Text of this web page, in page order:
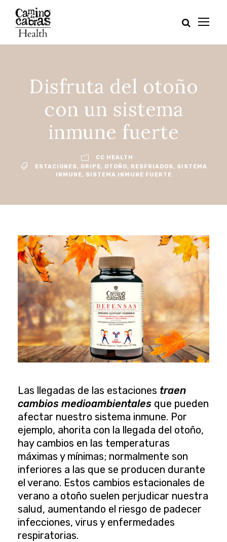
Disfruta del otoño
con un sistema
inmune fuerte
CC HEALTH
ESTACIONES, GRIPE, OTOÑO, RESFRIADOS, SISTEMA
INMUNE, SISTEMA INMUNE FUERTE
Las llegadas de las estaciones traen
cambios medioambientales que pueden
afectar nuestro sistema inmune. Por
ejemplo, ahorita con la llegada del otoño,
hay cambios en las temperaturas
máximas y mínimas; normalmente son
inferiores a las que se producen durante
el verano. Estos cambios estacionales de
verano a otoño suelen perjudicar nuestra
salud, aumentando el riesgo de padecer
infecciones, virus y enfermedades
respiratorias.